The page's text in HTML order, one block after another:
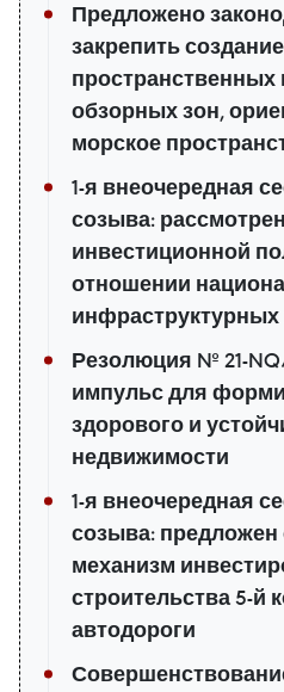
Предложено
закрепить создание
пространственных
обзорных зон,
морское
1-я внеочередная
созыва:
инвестиционной
отношении
инфраструктурных
Резолюция № 21-
импульс для
здорового и
недвижимости
1-я внеочередная
созыва:
механизм
строительства 5-й
автодороги